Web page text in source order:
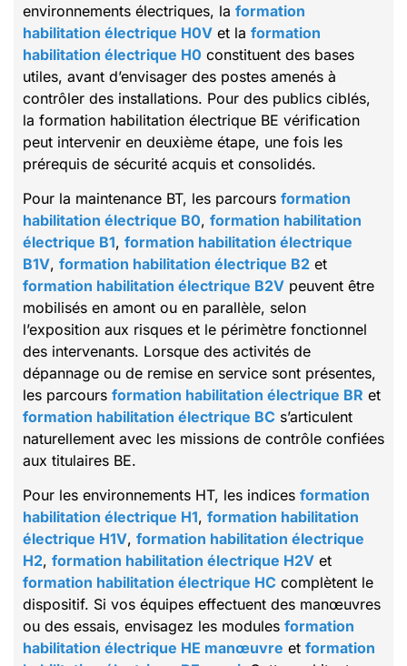
environnements électriques, la formation
habilitation électrique H0V et la formation
habilitation électrique H0 constituent des bases
utiles, avant d’envisager des postes amenés à
contrôler des installations. Pour des publics ciblés,
la formation habilitation électrique BE vérification
peut intervenir en deuxième étape, une fois les
prérequis de sécurité acquis et consolidés.
Pour la maintenance BT, les parcours formation
habilitation électrique B0, formation habilitation
électrique B1, formation habilitation électrique
B1V, formation habilitation électrique B2 et
formation habilitation électrique B2V peuvent être
mobilisés en amont ou en parallèle, selon
l’exposition aux risques et le périmètre fonctionnel
des intervenants. Lorsque des activités de
dépannage ou de remise en service sont présentes,
les parcours formation habilitation électrique BR et
formation habilitation électrique BC s’articulent
naturellement avec les missions de contrôle confiées
aux titulaires BE.
Pour les environnements HT, les indices formation
habilitation électrique H1, formation habilitation
électrique H1V, formation habilitation électrique
H2, formation habilitation électrique H2V et
formation habilitation électrique HC complètent le
dispositif. Si vos équipes effectuent des manœuvres
ou des essais, envisagez les modules formation
habilitation électrique HE manœuvre et formation